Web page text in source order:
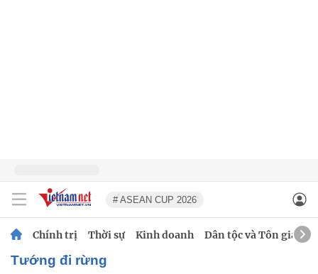
# ASEAN CUP 2026
Chính trị Thời sự Kinh doanh Dân tộc và Tôn giáo
tướng đi rừng